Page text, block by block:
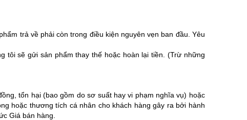
trả về phải còn trong điều kiện nguyên vẹn ban đầu. Yêu
tôi sẽ gửi sản phẩm thay thế hoặc hoàn lại tiền. (Trừ những
tổn hại (bao gồm do sơ suất hay vi phạm nghĩa vụ) hoặc
hoặc thương tích cá nhân cho khách hàng gây ra bởi hành
Giá bán hàng.